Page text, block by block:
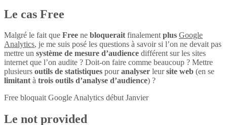
Le cas Free
Malgré le fait que Free ne bloqueraitfinalementplus Google
Analytics, je me suis posé les questions à savoir si l’on ne devait pas
mettre un système de mesure d’audience différent sur les sites
internet que l’on audite ? Doit-on faire comme beaucoup ? Mettre
plusieurs outils de statistiques pouranalyser leursite web (en se
limitantà trois outils d’analyse d’audience) ?
Free bloquait Google Analytics début Janvier
Le not provided